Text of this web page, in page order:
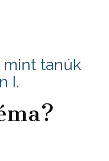
mint tanúk
I.